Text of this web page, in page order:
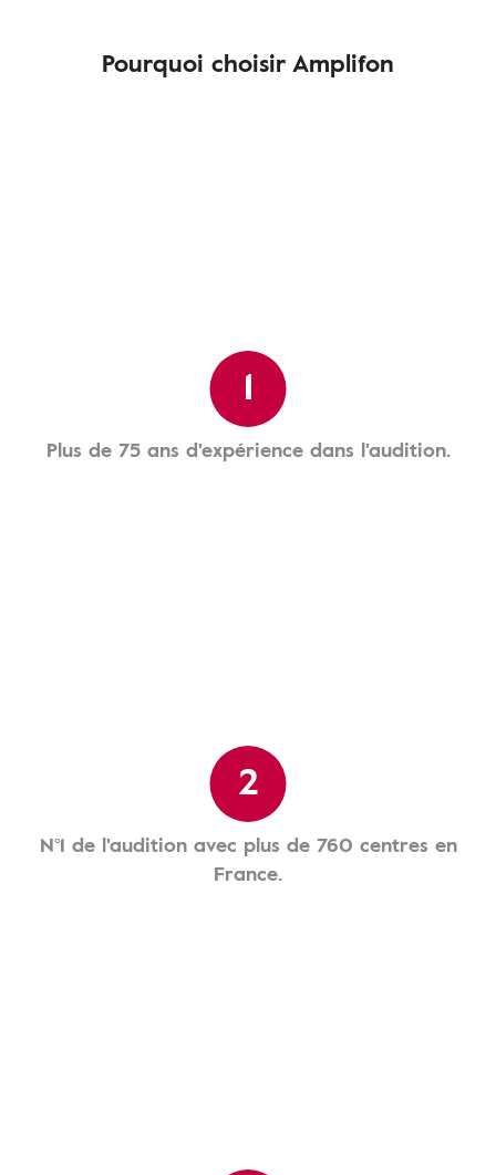
Pourquoi choisir Amplifon
1
Plus de 75 ans d'expérience dans l'audition.
2
N°1 de l'audition avec plus de 760 centres en
France.